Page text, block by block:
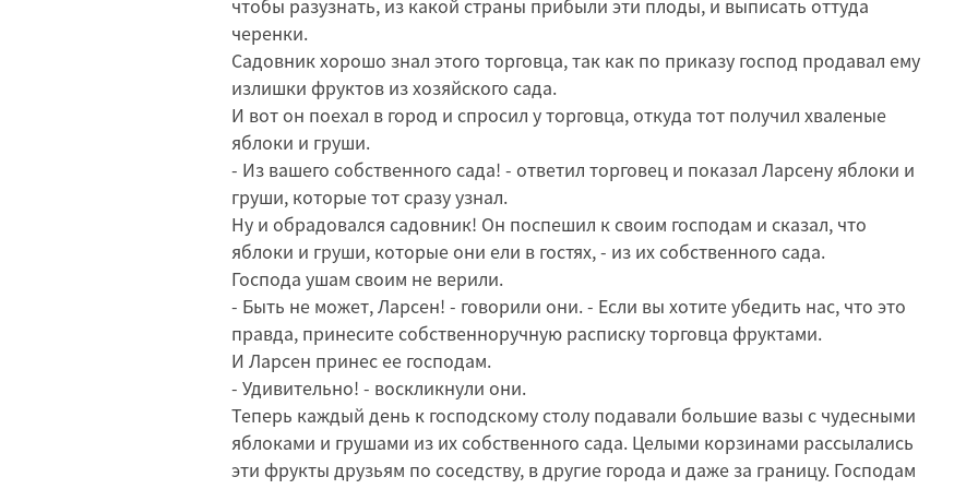
черенки.
Садовник хорошо знал этого торговца, так как по приказу господ продавал ему
излишки фруктов из хозяйского сада.
И вот он поехал в город и спросил у торговца, откуда тот получил хваленые
яблоки и груши.
- Из вашего собственного сада! - ответил торговец и показал Ларсену яблоки и
груши, которые тот сразу узнал.
Ну и обрадовался садовник! Он поспешил к своим господам и сказал, что
яблоки и груши, которые они ели в гостях, - из их собственного сада.
Господа ушам своим не верили.
- Быть не может, Ларсен! - говорили они. - Если вы хотите убедить нас, что это
правда, принесите собственноручную расписку торговца фруктами.
И Ларсен принес ее господам.
- Удивительно! - воскликнули они.
Теперь каждый день к господскому столу подавали большие вазы с чудесными
яблоками и грушами из их собственного сада. Целыми корзинами рассылались
эти фрукты друзьям по соседству, в другие города и даже за границу. Господам